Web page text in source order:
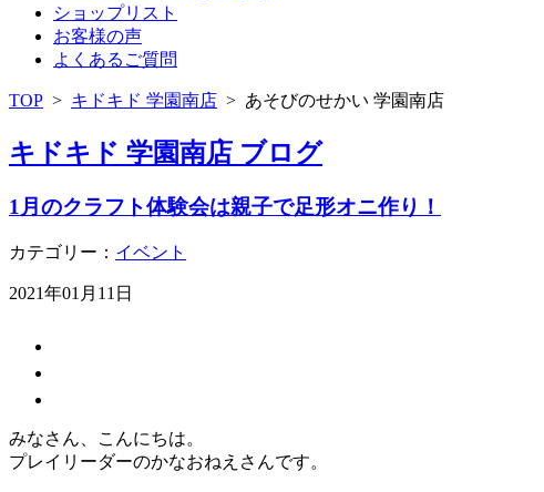
ショップリスト
お客様の声
よくあるご質問
TOP > キドキド 学園南店 > あそびのせかい 学園南店
キドキド 学園南店 ブログ
1月のクラフト体験会は親子で足形オニ作り！
カテゴリー： イベント
2021年01月11日
みなさん、こんにちは。
プレイリーダーのかなおねえさんです。